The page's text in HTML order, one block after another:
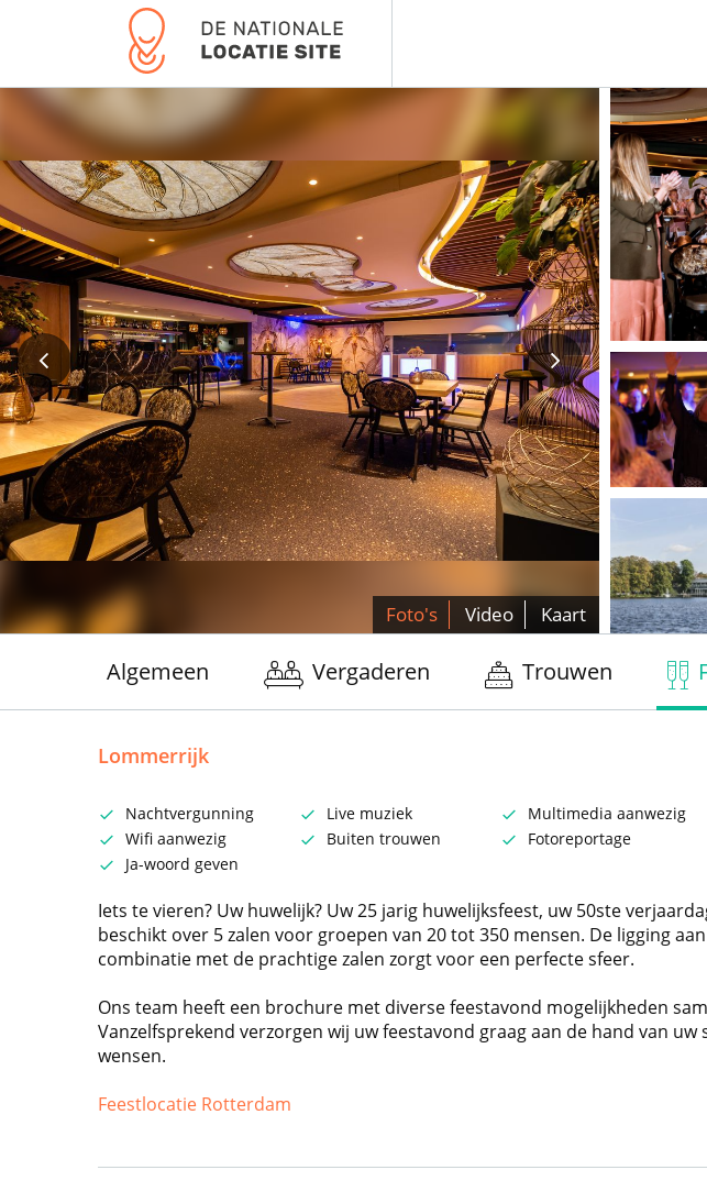
Foto's Video Kaart
Algemeen Vergaderen Trouwen
Lommerrijk
Nachtvergunning Live muziek
Multimedia aanwezig
Wifi aanwezig
Buiten trouwen
Fotoreportage
Ja-woord geven
Iets te vieren? Uw huwelijk? Uw 25 jarig huwelijksfeest, uw 50ste
beschikt over 5 zalen voor groepen van 20 tot 350 mensen. De ligging
combinatie met de prachtige zalen zorgt voor een perfecte sfeer.
Ons team heeft een brochure met diverse feestavond mogelijkheden
Vanzelfsprekend verzorgen wij uw feestavond graag aan de hand van uw
wensen.
Feestlocatie Rotterdam